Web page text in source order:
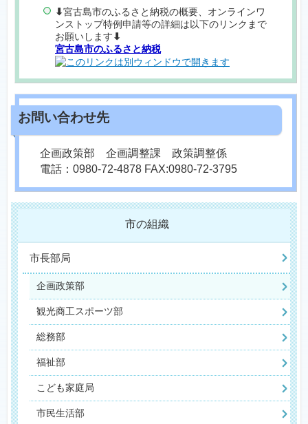
⬇宮古島市のふるさと納税の概要、オンラインワ
ンストップ特例申請等の詳細は以下のリンクまで
お願いします⬇
宮古島市のふるさと納税
企画政策部 企画調整課 政策調整係
電話：0980-72-4878 FAX:0980-72-3795
市の組織
市長部局
企画政策部
観光商工スポーツ部
総務部
福祉部
こども家庭局
市民生活部